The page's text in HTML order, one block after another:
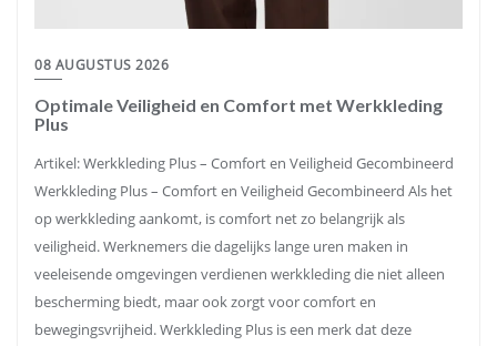
08 AUGUSTUS 2026
Optimale Veiligheid en Comfort met Werkkleding
Plus
Artikel: Werkkleding Plus – Comfort en Veiligheid Gecombineerd
Werkkleding Plus – Comfort en Veiligheid Gecombineerd Als het
op werkkleding aankomt, is comfort net zo belangrijk als
veiligheid. Werknemers die dagelijks lange uren maken in
veeleisende omgevingen verdienen werkkleding die niet alleen
bescherming biedt, maar ook zorgt voor comfort en
bewegingsvrijheid. Werkkleding Plus is een merk dat deze